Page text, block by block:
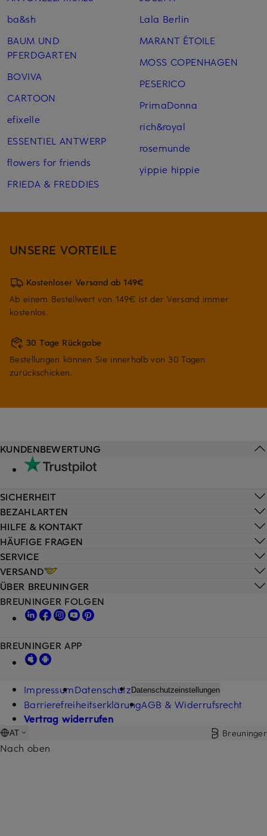
ba&sh
BAUM UND
PFERDGARTEN
BOVIVA
CARTOON
efixelle
ESSENTIEL ANTWERP
flowers for friends
FRIEDA & FREDDIES
Lala Berlin
MARANT ÉTOILE
MOSS COPENHAGEN
PESERICO
PrimaDonna
rich&royal
rosemunde
yippie hippie
UNSERE VORTEILE
Kostenloser Versand ab 149€
Ab einem Bestellwert von 149€ ist der Versand immer
kostenlos.
30 Tage Rückgabe
Bestellungen können Sie innerhalb von 30 Tagen
zurückschicken.
HILFE & KONTAKT
HÄUFIGE FRAGEN
SERVICE
VERSAND
KUNDENBEWERTUNG
SICHERHEIT
BEZAHLARTEN
ÜBER BREUNINGER
BREUNINGER FOLGEN
BREUNINGER APP
ImpressumDatenschutzDatenschutzeinstellungen
BarrierefreiheitserklärungAGB & Widerrufsrecht
Vertrag widerrufen
AT Breuninger
Nach oben